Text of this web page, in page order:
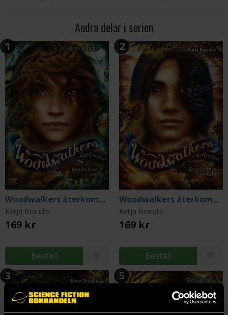
Andra delar i serien
1
Woodwalkers återkomsten - Vandrarnas arv
Katja Brandis
169 kr
Beställ
2
Woodwalkers återkomsten - Gestalternas härskare
Katja Brandis
169 kr
Beställ
3 5